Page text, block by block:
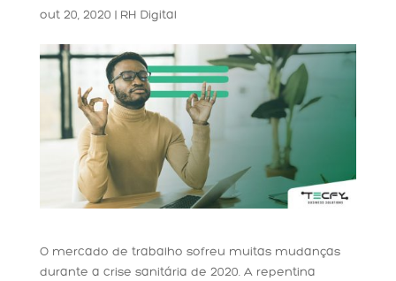
out 20, 2020 | RH Digital
O mercado de trabalho sofreu muitas mudanças
durante a crise sanitária de 2020. A repentina